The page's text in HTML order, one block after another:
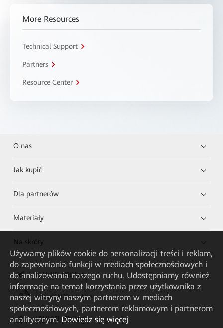
More Resources
Technical Support
Partners
Resource Center
O nas
Jak kupić
Dla partnerów
Materiały
Na skróty
HUAWEI eKit App
Huawei HiKnow App
HUAWEI eFly App
Używamy plików cookie do personalizacji treści i reklam,
do zapewniania funkcji w mediach społecznościowych i
do analizowania naszego ruchu. Udostępniamy również
informacje na temat korzystania przez użytkownika z
naszej witryny naszym partnerom w mediach
społecznościowych, partnerom reklamowym i partnerom
analitycznym. Dowiedz się więcej